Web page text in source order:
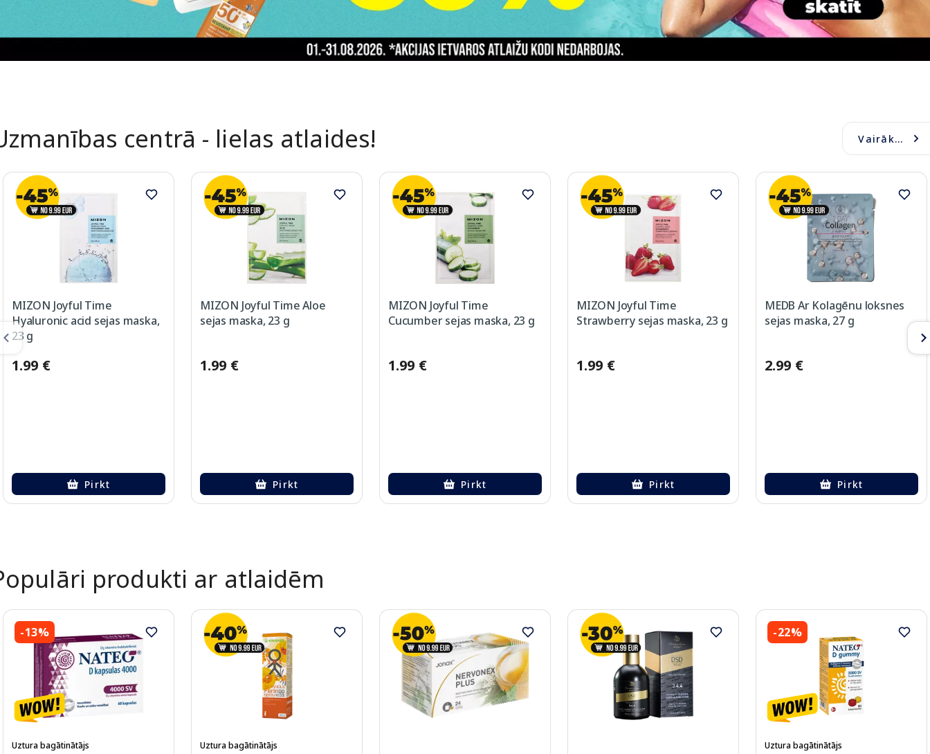
centrā - lielas atlaides! Vairāk...
MIZON Joyful Time
Hyaluronic acid sejas maska,
23 g
1.99 €
Pirkt
MIZON Joyful Time Aloe
sejas maska, 23 g
1.99 €
Pirkt
MIZON Joyful Time
Cucumber sejas maska, 23 g
1.99 €
Pirkt
MIZON Joyful Time
Strawberry sejas maska, 23 g
1.99 €
Pirkt
MEDB Ar Kolagēnu loksnes
sejas maska, 27 g
2.99 €
Pirkt
produkti ar atlaidēm
-13%
Uztura bagātinātājs Uztura bagātinātājs
-22%
Uztura bagātinātājs